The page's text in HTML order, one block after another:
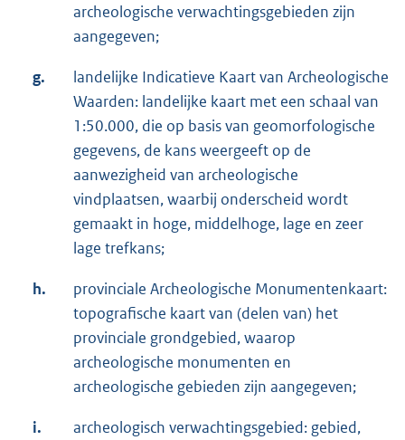
archeologische verwachtingsgebieden zijn
aangegeven;
g.
landelijke Indicatieve Kaart van Archeologische
Waarden: landelijke kaart met een schaal van
1:50.000, die op basis van geomorfologische
gegevens, de kans weergeeft op de
aanwezigheid van archeologische
vindplaatsen, waarbij onderscheid wordt
gemaakt in hoge, middelhoge, lage en zeer
lage trefkans;
h.
provinciale Archeologische Monumentenkaart:
topografische kaart van (delen van) het
provinciale grondgebied, waarop
archeologische monumenten en
archeologische gebieden zijn aangegeven;
i.
archeologisch verwachtingsgebied: gebied,